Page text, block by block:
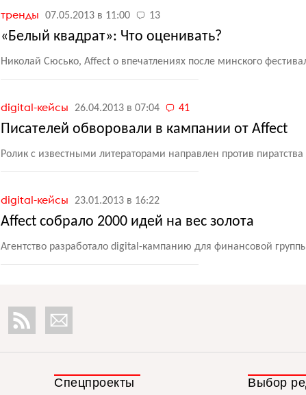
тренды 07.05.2013 в 11:00 13
«Белый квадрат»: Что оценивать?
Николай Сюсько, Affect о впечатлениях после минского
digital-кейсы 26.04.2013 в 07:04 41
Писателей обворовали в кампании от Affect
Ролик с известными литераторами направлен против пиратства
digital-кейсы 23.01.2013 в 16:22
Affect собрало 2000 идей на вес золота
Агентство разработало digital-кампанию для финансовой
Спецпроекты Выбор